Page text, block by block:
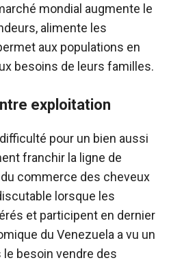
mondial augmente le
alimente les
aux populations en
besoins de leurs familles.
exploitation
pour un bien aussi
franchir la ligne de
du commerce des cheveux
lorsque les
et participent en dernier
du Venezuela a vu un
besoin vendre des